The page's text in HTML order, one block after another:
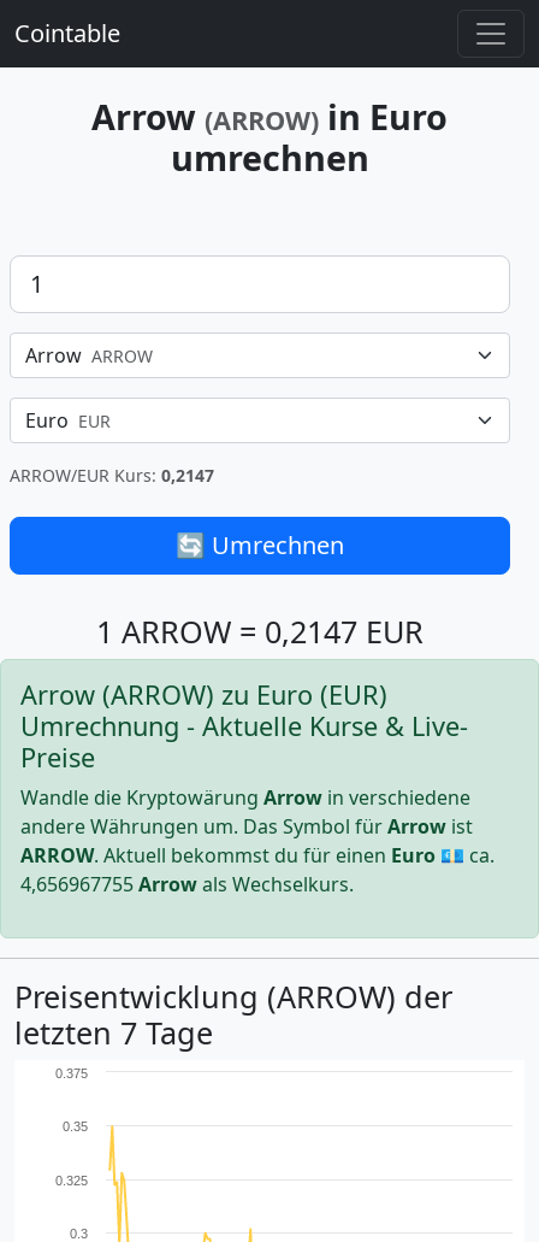
Cointable
Arrow (ARROW) in Euro
umrechnen
Betrag
Arrow ARROW
Euro EUR
ARROW/EUR Kurs: 0,2147
🔄 Umrechnen
1 ARROW = 0,2147 EUR
Arrow (ARROW) zu Euro (EUR)
Umrechnung - Aktuelle Kurse & Live-
Preise
Wandle die Kryptowärung Arrow in verschiedene
andere Währungen um. Das Symbol fürArrow ist
ARROW. Aktuell bekommst du für einen Euro 💶 ca.
4,656967755Arrowals Wechselkurs.
Preisentwicklung (ARROW) der
letzten 7 Tage
0.3
0.325
0.35
0.375